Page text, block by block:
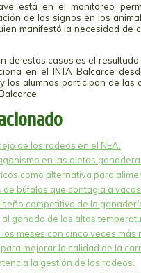
está en el monitoreo
de los signos en los
manifestó la necesidad de
de estos casos es el
en el INTA Balcarce
los alumnos participan de
de los rodeos en el NEA.
en las dietas
como alternativa para
búfalos que contagia a vacas.
competitivo de la
ganado de las altas
meses con cinco veces más
mejorar la calidad de la
la gestión de los rodeos.